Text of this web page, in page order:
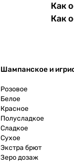
Как
Как
Шампанское и
Розовое
Белое
Красное
Полусладкое
Сладкое
Сухое
Экстра брют
Зеро дозаж